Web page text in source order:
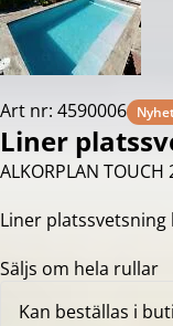
Art nr: 4590006
Liner
ALKORPLAN
Liner
Säljs om hela rullar
Kan beställas i